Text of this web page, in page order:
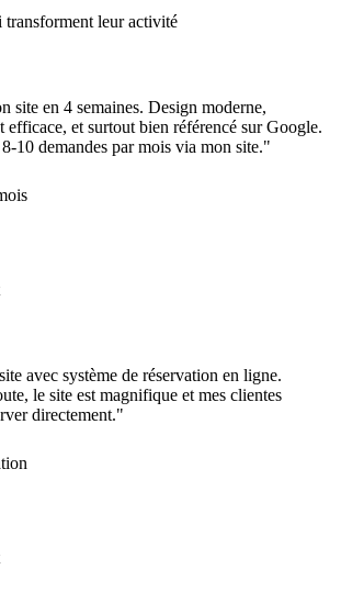
transforment leur activité
site en 4 semaines. Design moderne,
efficace, et surtout bien référencé sur Google.
10 demandes par mois via mon site."
avec système de réservation en ligne.
le site est magnifique et mes clientes
directement."